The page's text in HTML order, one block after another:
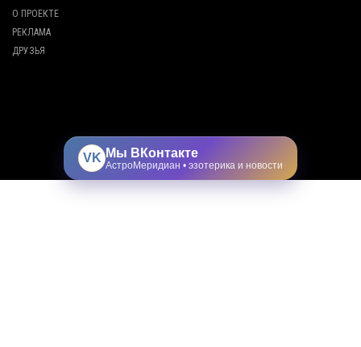
О ПРОЕКТЕ
РЕКЛАМА
ДРУЗЬЯ
VK Мы ВКонтакте
АстроМеридиан • эзотерика и новости